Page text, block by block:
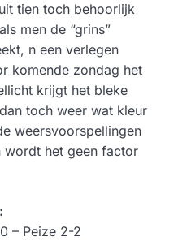
tien toch behoorlijk
men de “grins”
n een verlegen
komende zondag het
krijgt het bleke
toch weer wat kleur
weersvoorspellingen
wordt het geen factor
– Peize 2-2